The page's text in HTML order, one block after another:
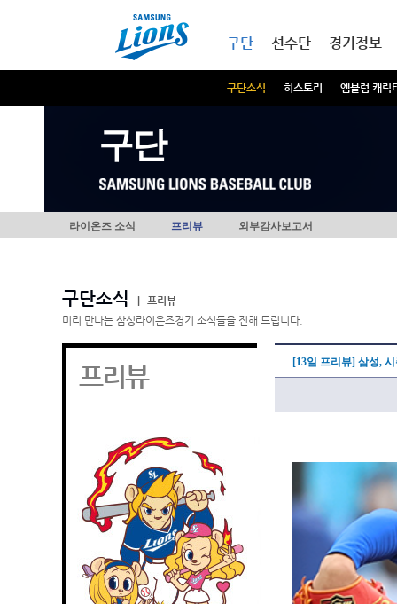
구단
구단소식 히스토리 엠블럼 캐릭
선수단 경기정보
구단
라이온즈 소식 프리뷰 외부감사보고서
구단소식
프리뷰
미리 만나는 삼성라이온즈경기 소식들을 전해 드립니다.
프리뷰 [13일 프리뷰] 삼성,